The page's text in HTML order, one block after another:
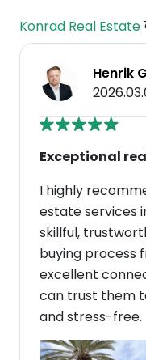
Konrad Real Estate
Henrik
Exceptional
I highly
estate services
skillful,
buying process
excellent
can trust them
and stress-free.